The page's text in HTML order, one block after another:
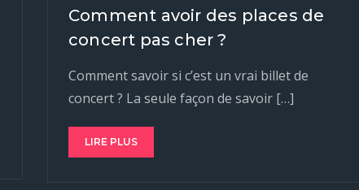
Comment avoir des places de
concert pas cher ?
Comment savoir si c’est un vrai billet de
concert ? La seule façon de savoir […]
LIRE PLUS